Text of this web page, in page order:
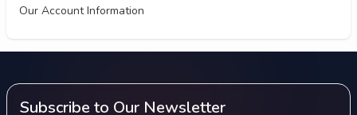
Our Account Information
Subscribe to Our Newsletter